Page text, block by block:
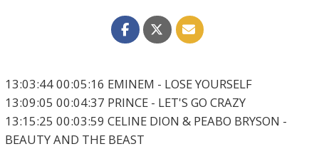
13:03:44 00:05:16 EMINEM - LOSE YOURSELF
13:09:05 00:04:37 PRINCE - LET'S GO CRAZY
13:15:25 00:03:59 CELINE DION & PEABO BRYSON -
BEAUTY AND THE BEAST